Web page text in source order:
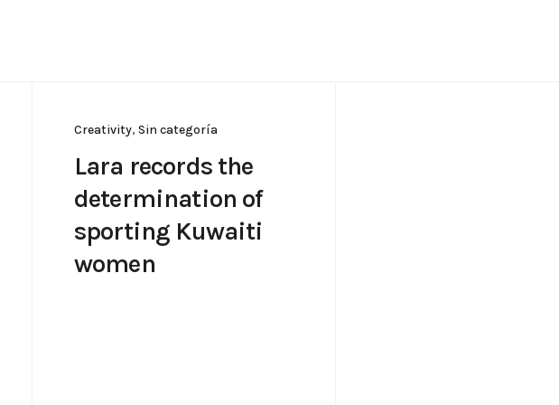
Creativity, Sin categoría
Lara records the
determination of
sporting Kuwaiti
women